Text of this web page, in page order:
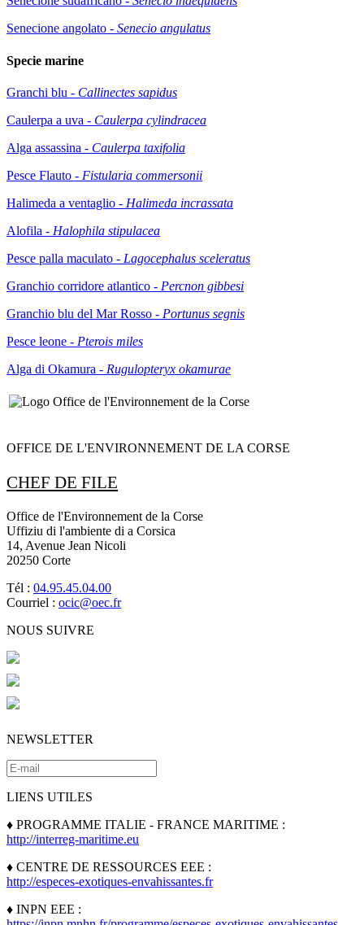
Senecione angolato - Senecio angulatus
Specie marine
Granchi blu - Callinectes sapidus
Caulerpa a uva - Caulerpa cylindracea
Alga assassina - Caulerpa taxifolia
Pesce Flauto - Fistularia commersonii
Halimeda a ventaglio - Halimeda incrassata
Alofila - Halophila stipulacea
Pesce palla maculato - Lagocephalus sceleratus
Granchio corridore atlantico - Percnon gibbesi
Granchio blu del Mar Rosso - Portunus segnis
Pesce leone - Pterois miles
Alga di Okamura - Rugulopteryx okamurae
OFFICE DE L'ENVIRONNEMENT DE LA CORSE
CHEF DE FILE
Office de l'Environnement de la Corse
Uffiziu di l'ambiente di a Corsica
14, Avenue Jean Nicoli
20250 Corte
Tél : 04.95.45.04.00
Courriel : ocic@oec.fr
NOUS SUIVRE
NEWSLETTER
LIENS UTILES
♦ PROGRAMME ITALIE - FRANCE MARITIME :
http://interreg-maritime.eu
♦ CENTRE DE RESSOURCES EEE :
http://especes-exotiques-envahissantes.fr
♦ INPN EEE :